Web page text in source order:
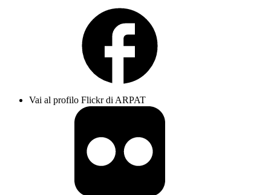
Vai al profilo Flickr di ARPAT